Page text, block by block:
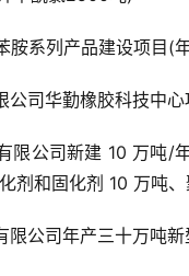
胺系列产品建设项目(
公司华勤橡胶科技中
限公司新建 10 万吨/
剂和固化剂 10 万吨
限公司年产三十万吨